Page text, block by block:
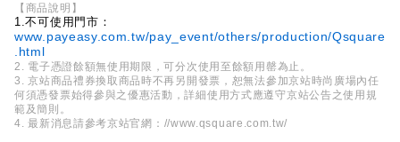
【商品說明】
1.不可使用門市：
www.payeasy.com.tw/pay_event/others/production/Qsquare
.html
2. 電子憑證餘額無使用期限，可分次使用至餘額用罄為止。
3. 京站商品禮券換取商品時不再另開發票，恕無法參加京站時尚廣場內任
何須憑發票始得參與之優惠活動，詳細使用方式應遵守京站公告之使用規
範及簡則。
4. 最新消息請參考京站官網： //www.qsquare.com.tw/